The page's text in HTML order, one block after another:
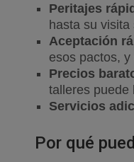
Peritajes
hasta su visita
Aceptación
esos pactos,
Precios
talleres puede
Servicios
Por qué